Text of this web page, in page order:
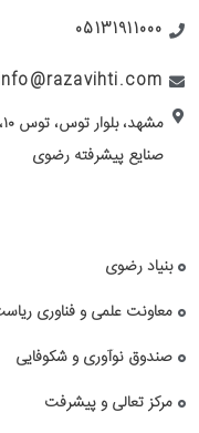
05131911000
صنایع پیشرفته رضوی
بنیاد رضوی
معاونت علمی و فناوری
صندوق نوآوری و شکوفایی
مرکز تعالی و پیشرفت